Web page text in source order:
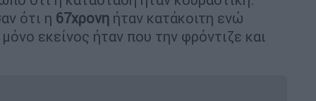
ότι η 67χρονη ήταν κατάκοιτη ενώ
εκείνος ήταν που την φρόντιζε και